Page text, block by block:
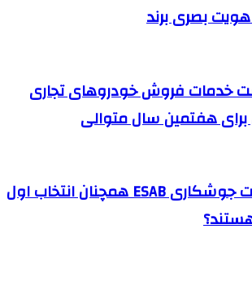
بصری برند
خدمات فروش خودروهای تجاری
هفتمین سال متوالی
چرا محصولات جوشکاری ESAB همچنان انتخاب اول